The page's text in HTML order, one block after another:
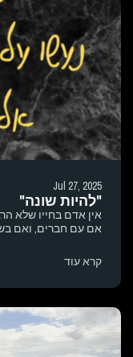
Jul 27, 2025
"להיות שונה"
אין אדם בחייו שלא
אם עם חברים, ואם
קרא עוד